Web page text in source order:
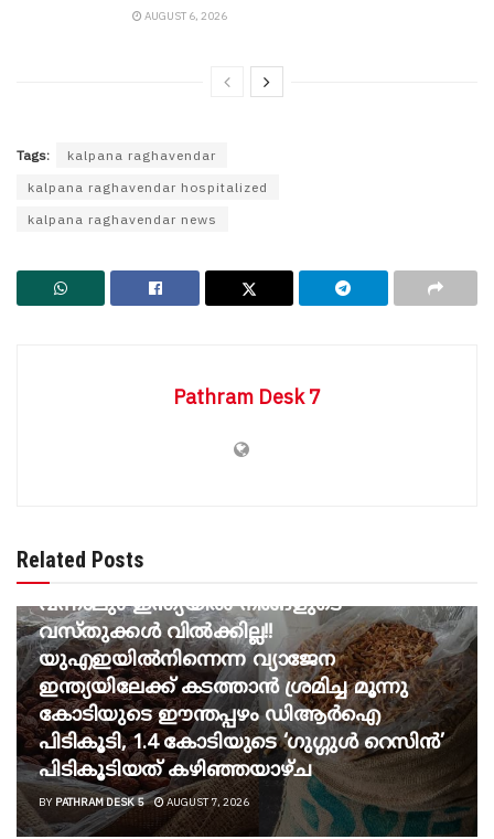
AUGUST 6, 2026
Tags:
kalpana raghavendar
kalpana raghavendar hospitalized
kalpana raghavendar news
Pathram Desk 7
Related Posts
നടക്കില്ല പാക്കിസ്ഥാനേ, ഏതുവഴി
വന്നാലും ഇന്ത്യയിൽ നിങ്ങളുടെ
വസ്തുക്കൾ വിൽക്കില്ല!!
യുഎഇയിൽനിന്നെന്ന വ്യാജേന
ഇന്ത്യയിലേക്ക് കടത്താൻ ശ്രമിച്ച മൂന്നു
കോടിയുടെ ഈന്തപ്പഴം ഡിആർഐ
പിടികൂടി, 1.4 കോടിയുടെ ‘ഗുഗ്ഗുൾ റെസിൻ’
പിടികൂടിയത് കഴിഞ്ഞയാഴ്ച
BY PATHRAM DESK 5 AUGUST 7, 2026